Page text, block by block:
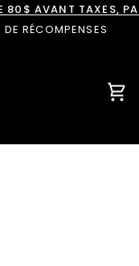
80$ AVANT TAXES,
RÉCOMPENSES